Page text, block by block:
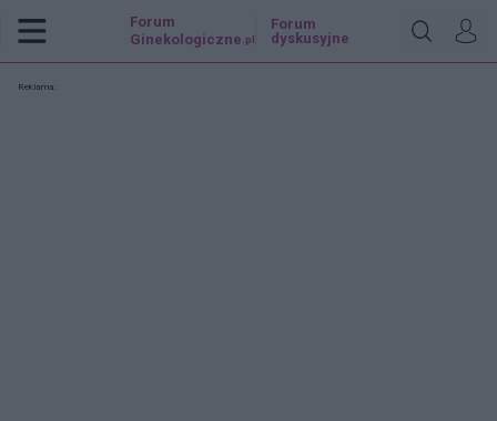
Forum
Ginekologiczne .pl
Forum
dyskusyjne
Reklama: